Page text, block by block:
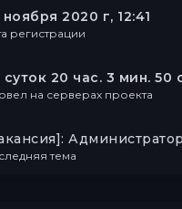
2020 г, 12:41
регистрации
суток 20 час. 3 мин. 50
на серверах проекта
тема